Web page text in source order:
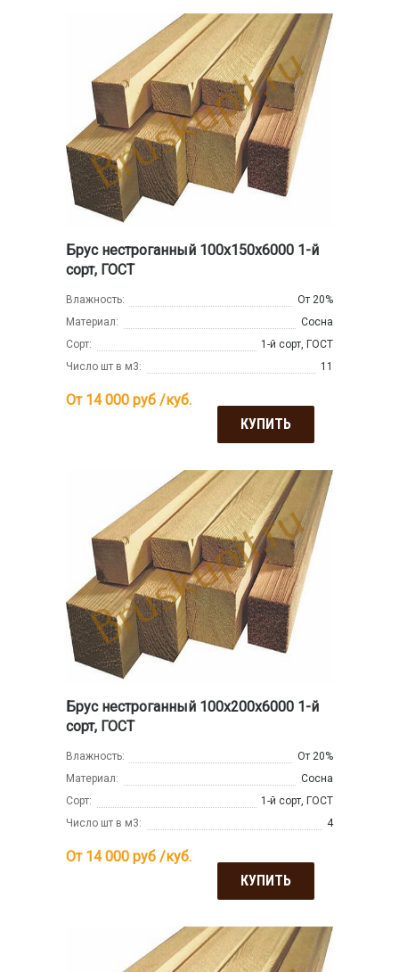
Брус нестроганный 100x150x6000 1-й
сорт, ГОСТ
Влажность:
От 20%
Материал:
Сосна
Сорт:
1-й сорт, ГОСТ
Число шт в м3:
11
От 14 000 руб /куб.
КУПИТЬ
Брус нестроганный 100x200x6000 1-й
сорт, ГОСТ
Влажность:
От 20%
Материал:
Сосна
Сорт:
1-й сорт, ГОСТ
Число шт в м3:
4
От 14 000 руб /куб.
КУПИТЬ